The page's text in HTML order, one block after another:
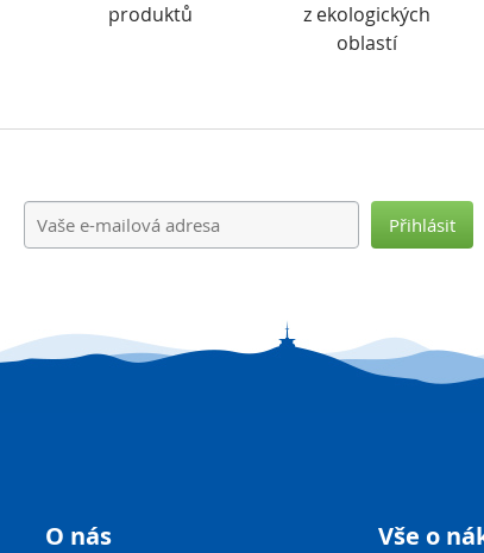
produktů
z ekologických
oblastí
Přihlásit
O nás Vše o